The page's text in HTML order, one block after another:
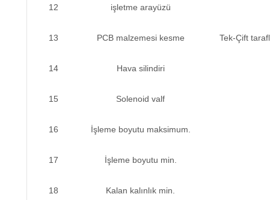
12 işletme arayüzü
13 PCB malzemesi kesme Tek-Çift
14 Hava silindiri
15 Solenoid valf
16 İşleme boyutu maksimum.
17 İşleme boyutu min.
18 Kalan kalınlık min.